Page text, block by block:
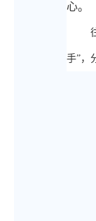
心。
手”，